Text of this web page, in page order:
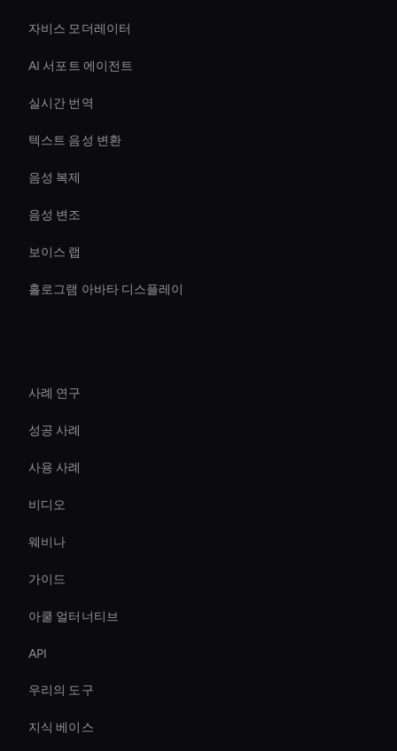
자비스 모더레이터
AI 서포트 에이전트
실시간 번역
텍스트 음성 변환
음성 복제
음성 변조
보이스 랩
홀로그램 아바타 디스플레이
사례 연구
성공 사례
사용 사례
비디오
웨비나
가이드
아쿨 얼터너티브
API
우리의 도구
지식 베이스